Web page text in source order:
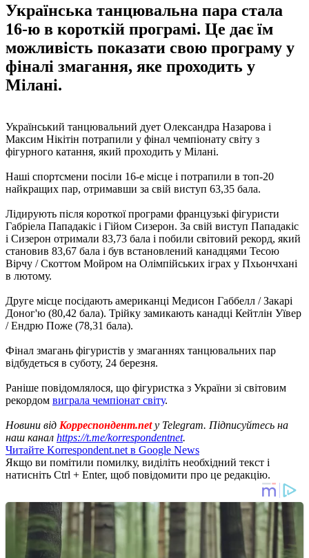
Українська танцювальна пара стала
16-ю в короткій програмі. Це дає їм
можливість показати свою програму у
фіналі змагання, яке проходить у
Мілані.
Український танцювальний дует Олександра Назарова і
Максим Нікітін потрапили у фінал чемпіонату світу з
фігурного катання, який проходить у Мілані.
Наші спортсмени посіли 16-е місце і потрапили в топ-20
найкращих пар, отримавши за свій виступ 63,35 бала.
Лідирують після короткої програми французькі фігуристи
Габріела Пападакіс і Гійом Сизерон. За свій виступ Пападакіс
і Сизерон отримали 83,73 бала і побили світовий рекорд, який
становив 83,67 бала і був встановлений канадцями Тесою
Вірчу / Скоттом Мойром на Олімпійських іграх у Пхьончхані
в лютому.
Друге місце посідають американці Медисон Габбелл / Закарі
Доног'ю (80,42 бала). Трійку замикають канадці Кейтлін Уївер
/ Ендрю Поже (78,31 бала).
Фінал змагань фігуристів у змаганнях танцювальних пар
відбудеться в суботу, 24 березня.
Раніше повідомлялося, що фігуристка з України зі світовим
рекордом виграла чемпіонат світу.
Новини від Корреспондент.netу Telegram. Підписуйтесь на
наш канал https://t.me/korrespondentnet.
Читайте Korrespondent.net в Google News
Якщо ви помітили помилку, виділіть необхідний текст і
натисніть Ctrl + Enter, щоб повідомити про це редакцію.